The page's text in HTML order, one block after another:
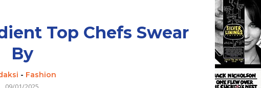
Top Chefs Swear
By
- Fashion